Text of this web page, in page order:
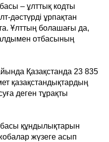
– ұлттық кодты
дәстүрді ұрпақтан
Ұлттың болашағы да,
алдымен отбасының
Қазақстанда 23 835
қазақстандықтардың
деген тұрақты
құндылықтарын
жүзеге асып